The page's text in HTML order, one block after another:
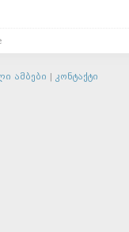
ამბები | კონტაქტი